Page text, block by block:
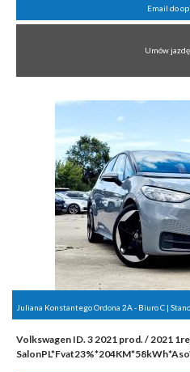
Email do
Umów
Juliana Konstantego Ordona 2A - Biuro C |
Volkswagen ID. 3 2021 prod. / 2021